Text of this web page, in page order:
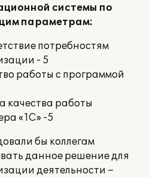
системы по
параметрам:
потребностям
- 5
работы с программой
качества работы
«1С» -5
бы коллегам
данное решение для
деятельности –